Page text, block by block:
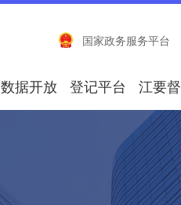
国家政务服务平台
数据开放 登记平台 江要督